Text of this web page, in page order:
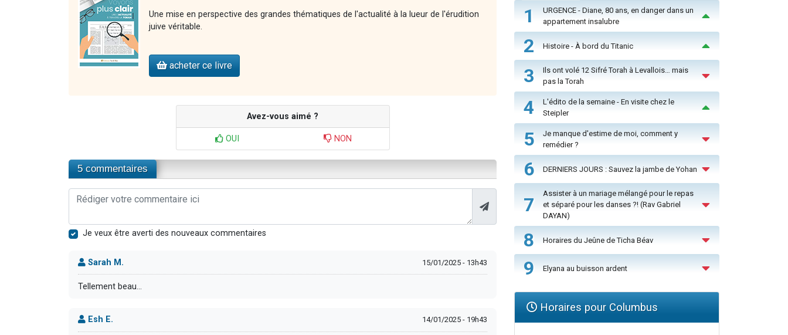
Une mise en perspective des grandes thématiques de l'actualité à la lueur de l'érudition
juive véritable.
acheter ce livre
Avez-vous aimé ?
OUI NON
5 commentaires
Je veux être averti des nouveaux commentaires
Sarah M. 15/01/2025 - 13h43
Tellement beau...
Esh E. 14/01/2025 - 19h43
1
URGENCE - Diane, 80 ans, en danger dans un
appartement insalubre
2 Histoire - À bord du Titanic
3
Ils ont volé 12 Sifré Torah à Levallois… mais
pas la Torah
4
L'édito de la semaine - En visite chez le
Steipler
5
Je manque d'estime de moi, comment y
remédier ?
6 DERNIERS JOURS : Sauvez la jambe de Yohan
7
Assister à un mariage mélangé pour le repas
et séparé pour les danses ?! (Rav Gabriel
DAYAN)
8 Horaires du Jeûne de Ticha Béav
9 Elyana au buisson ardent
Horaires pour Columbus